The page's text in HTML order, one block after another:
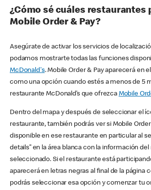
¿Cómo sé cuáles restaurantes
Mobile Order & Pay?
Asegúrate de activar los servicios de
podamos mostrarte todas las funciones
McDonald's. Mobile Order & Pay aparecerá en
como una opción cuando estés a menos de 5
restaurante McDonald’s que ofrezca Mobile
Dentro del mapa y después de seleccionar el
restaurante, también podrás ver si Mobile
disponible en ese restaurante en particular al
details” en la área blanca con la información
seleccionado. Si el restaurante está
aparecerá en letras negras al final de la página
podrás seleccionar esa opción y comenzar tu